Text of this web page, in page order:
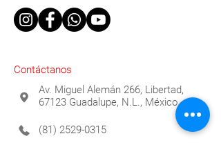
Contáctanos
Av. Miguel Alemán 266, Libertad,
67123 Guadalupe, N.L., México
(81) 2529-0315